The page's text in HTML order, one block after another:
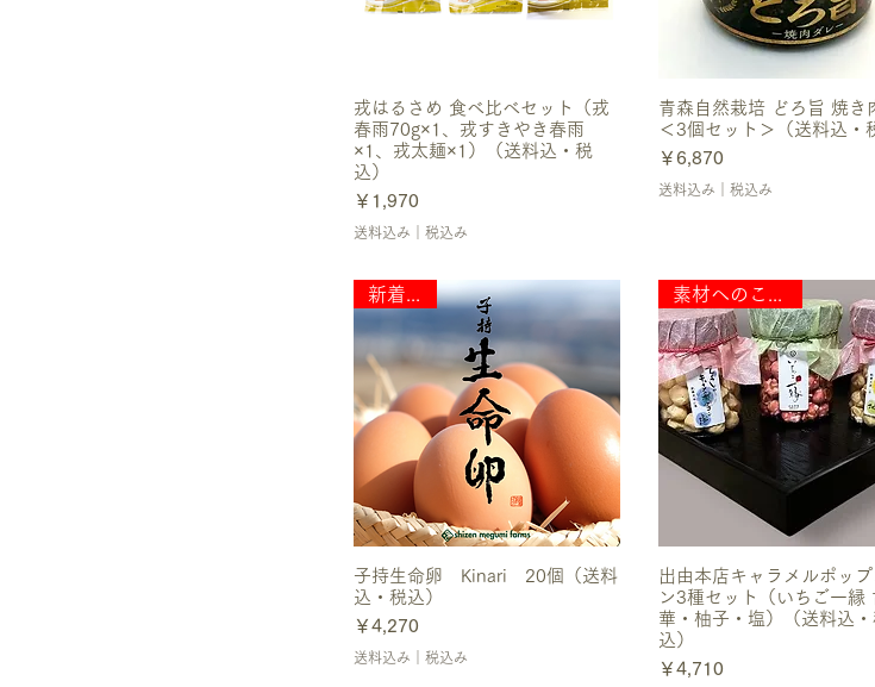
戎はるさめ 食べ比べセット（戎
春雨70g×1、戎すきやき春雨
×1、戎太麺×1）（送料込・税
込）
価格
￥1,970
送料込み｜税込み
青森自然栽培 どろ旨 焼き
＜3個セット＞（送料込・
価格
￥6,870
送料込み｜税込み
子持生命卵 Kinari 20個（送料
込・税込）
価格
￥4,270
送料込み｜税込み
出由本店キャラメルポップ
ン3種セット（いちご一縁
華・柚子・塩）（送料込・
込）
価格
￥4,710